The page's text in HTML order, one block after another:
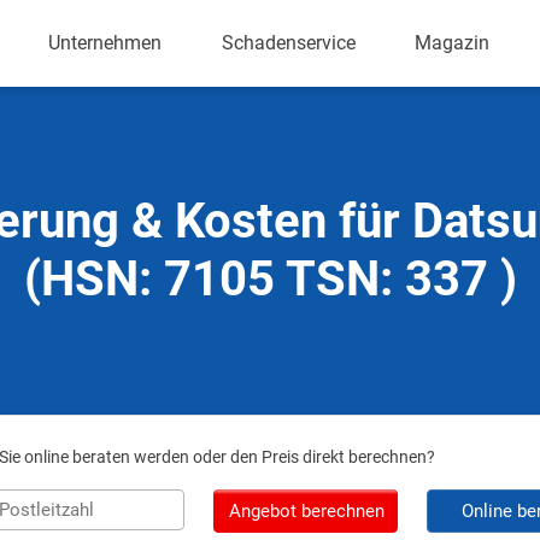
Unternehmen Schadenservice Magazin
& Kosten für
(HSN: 7105 TSN: 337 )
online beraten werden oder den Preis direkt berechnen?
Angebot berechnen Online